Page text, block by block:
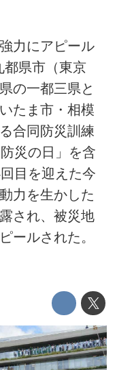
力にアピール
県市（東京
の一都三県と
たま市・相模
合同防災訓練
災の日」を含
目を迎えた今
力を生かした
され、被災地
ールされた。